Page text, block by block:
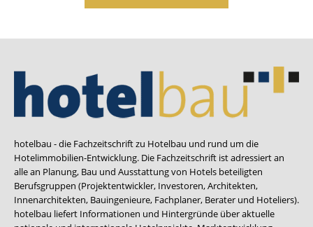
hotelbau - die Fachzeitschrift zu Hotelbau und rund um die
Hotelimmobilien-Entwicklung. Die Fachzeitschrift ist adressiert an
alle an Planung, Bau und Ausstattung von Hotels beteiligten
Berufsgruppen (Projektentwickler, Investoren, Architekten,
Innenarchitekten, Bauingenieure, Fachplaner, Berater und Hoteliers).
hotelbau liefert Informationen und Hintergründe über aktuelle